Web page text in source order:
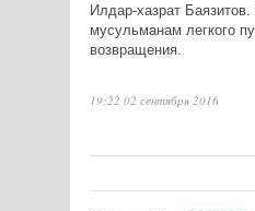
Илдар-хазрат
мусульманам легкого
возвращения.
19:22 02 сентября 2016